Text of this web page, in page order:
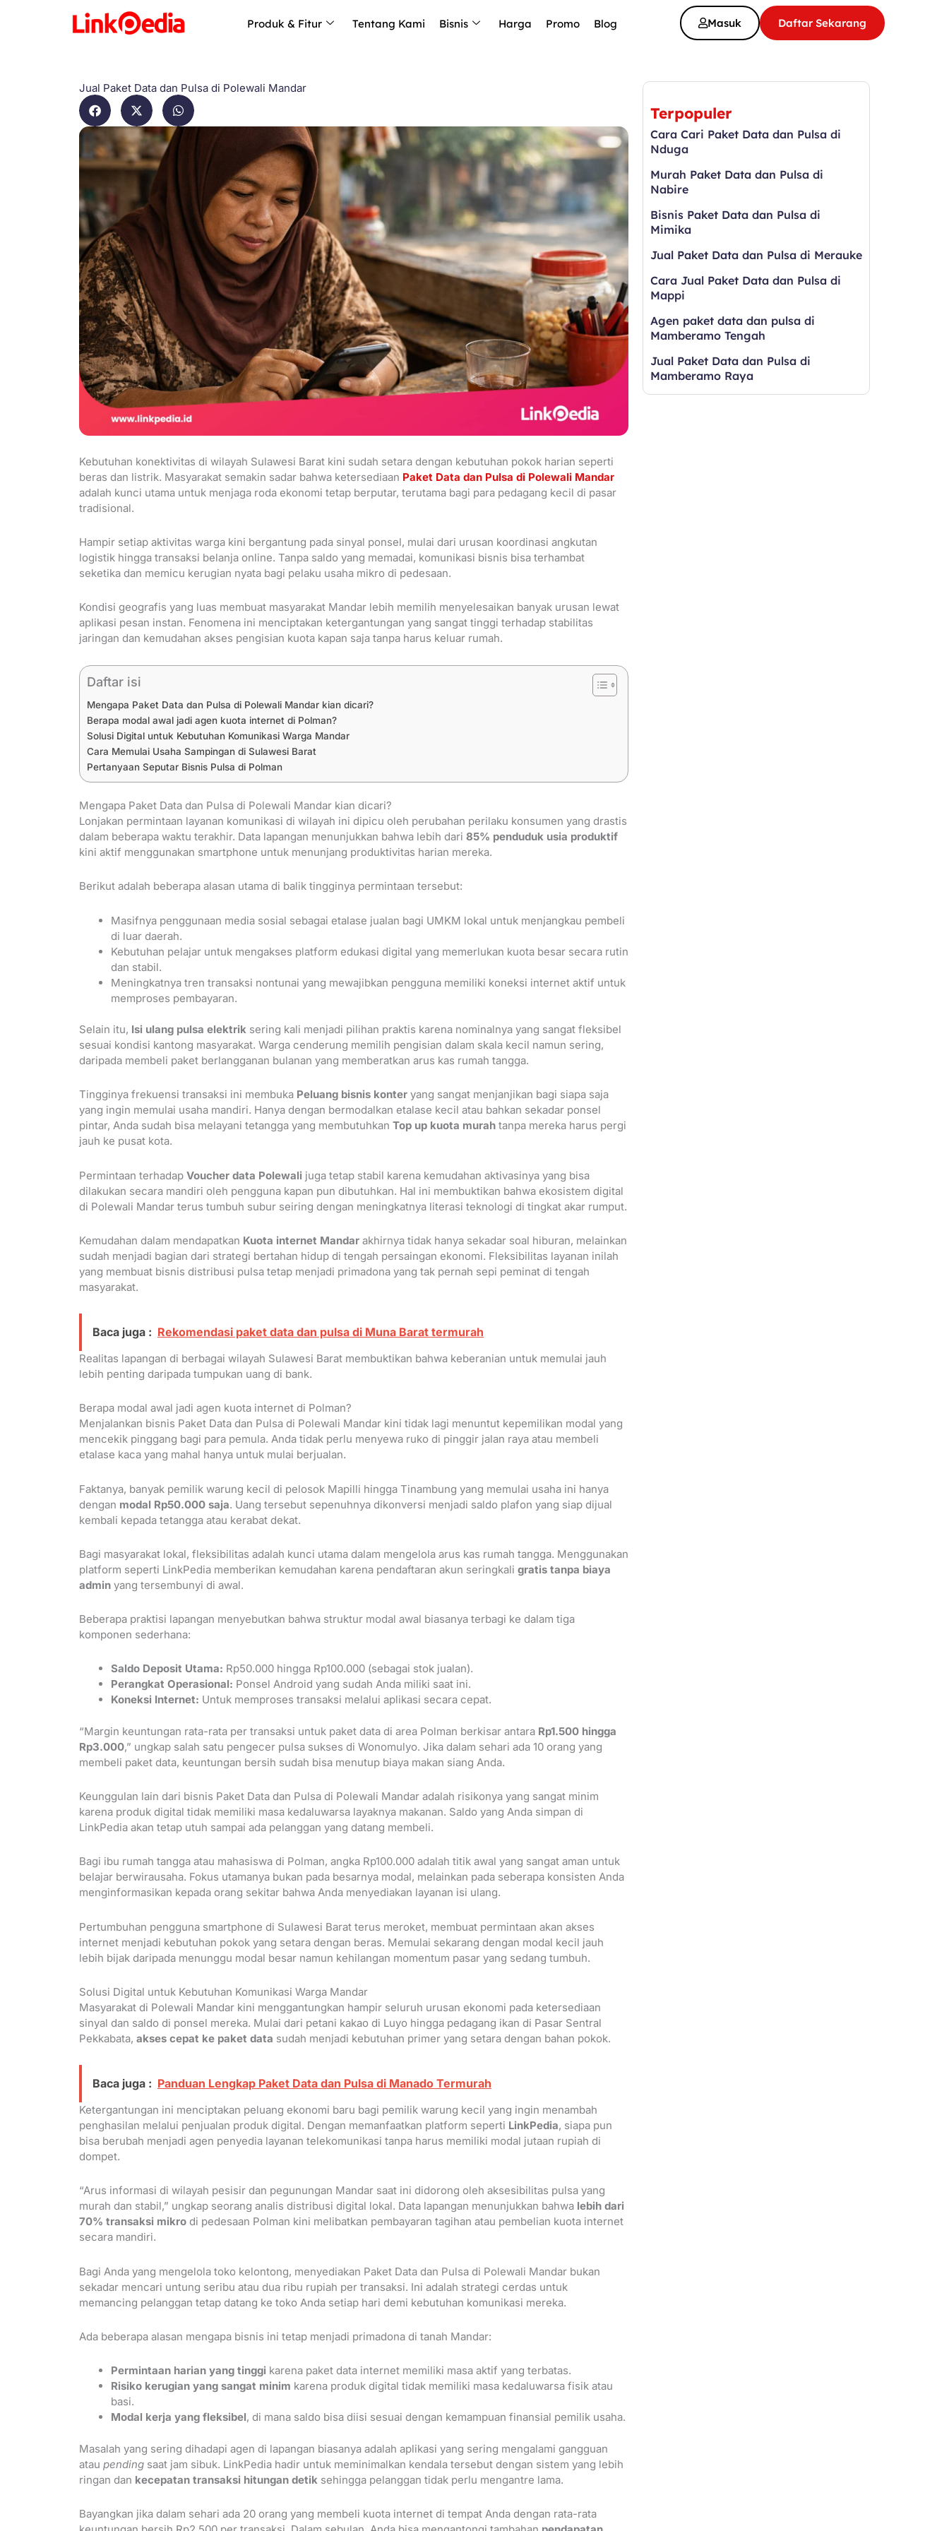
Daftar Sekarang
Masuk
Produk & Fitur Tentang Kami Bisnis Harga Promo Blog
Jual Paket Data dan Pulsa di Polewali Mandar
Kebutuhan konektivitas di wilayah Sulawesi Barat kini sudah setara dengan kebutuhan pokok harian seperti
beras dan listrik. Masyarakat semakin sadar bahwa ketersediaan Paket Data dan Pulsa di Polewali Mandar
adalah kunci utama untuk menjaga roda ekonomi tetap berputar, terutama bagi para pedagang kecil di pasar
tradisional.
Hampir setiap aktivitas warga kini bergantung pada sinyal ponsel, mulai dari urusan koordinasi angkutan
logistik hingga transaksi belanja online. Tanpa saldo yang memadai, komunikasi bisnis bisa terhambat
seketika dan memicu kerugian nyata bagi pelaku usaha mikro di pedesaan.
Kondisi geografis yang luas membuat masyarakat Mandar lebih memilih menyelesaikan banyak urusan lewat
aplikasi pesan instan. Fenomena ini menciptakan ketergantungan yang sangat tinggi terhadap stabilitas
jaringan dan kemudahan akses pengisian kuota kapan saja tanpa harus keluar rumah.
Daftar isi
Mengapa Paket Data dan Pulsa di Polewali Mandar kian dicari?
Berapa modal awal jadi agen kuota internet di Polman?
Solusi Digital untuk Kebutuhan Komunikasi Warga Mandar
Cara Memulai Usaha Sampingan di Sulawesi Barat
Pertanyaan Seputar Bisnis Pulsa di Polman
Mengapa Paket Data dan Pulsa di Polewali Mandar kian dicari?
Lonjakan permintaan layanan komunikasi di wilayah ini dipicu oleh perubahan perilaku konsumen yang drastis
dalam beberapa waktu terakhir. Data lapangan menunjukkan bahwa lebih dari 85% penduduk usia produktif
kini aktif menggunakan smartphone untuk menunjang produktivitas harian mereka.
Berikut adalah beberapa alasan utama di balik tingginya permintaan tersebut:
Masifnya penggunaan media sosial sebagai etalase jualan bagi UMKM lokal untuk menjangkau pembeli
di luar daerah.
Kebutuhan pelajar untuk mengakses platform edukasi digital yang memerlukan kuota besar secara rutin
dan stabil.
Meningkatnya tren transaksi nontunai yang mewajibkan pengguna memiliki koneksi internet aktif untuk
memproses pembayaran.
Selain itu, Isi ulang pulsa elektrik sering kali menjadi pilihan praktis karena nominalnya yang sangat fleksibel
sesuai kondisi kantong masyarakat. Warga cenderung memilih pengisian dalam skala kecil namun sering,
daripada membeli paket berlangganan bulanan yang memberatkan arus kas rumah tangga.
Tingginya frekuensi transaksi ini membuka Peluang bisnis konter yang sangat menjanjikan bagi siapa saja
yang ingin memulai usaha mandiri. Hanya dengan bermodalkan etalase kecil atau bahkan sekadar ponsel
pintar, Anda sudah bisa melayani tetangga yang membutuhkan Top up kuota murah tanpa mereka harus pergi
jauh ke pusat kota.
Permintaan terhadap Voucher data Polewali juga tetap stabil karena kemudahan aktivasinya yang bisa
dilakukan secara mandiri oleh pengguna kapan pun dibutuhkan. Hal ini membuktikan bahwa ekosistem digital
di Polewali Mandar terus tumbuh subur seiring dengan meningkatnya literasi teknologi di tingkat akar rumput.
Kemudahan dalam mendapatkan Kuota internet Mandar akhirnya tidak hanya sekadar soal hiburan, melainkan
sudah menjadi bagian dari strategi bertahan hidup di tengah persaingan ekonomi. Fleksibilitas layanan inilah
yang membuat bisnis distribusi pulsa tetap menjadi primadona yang tak pernah sepi peminat di tengah
masyarakat.
Baca juga : Rekomendasi paket data dan pulsa di Muna Barat termurah
Realitas lapangan di berbagai wilayah Sulawesi Barat membuktikan bahwa keberanian untuk memulai jauh
lebih penting daripada tumpukan uang di bank.
Berapa modal awal jadi agen kuota internet di Polman?
Menjalankan bisnis Paket Data dan Pulsa di Polewali Mandar kini tidak lagi menuntut kepemilikan modal yang
mencekik pinggang bagi para pemula. Anda tidak perlu menyewa ruko di pinggir jalan raya atau membeli
etalase kaca yang mahal hanya untuk mulai berjualan.
Faktanya, banyak pemilik warung kecil di pelosok Mapilli hingga Tinambung yang memulai usaha ini hanya
dengan modal Rp50.000 saja. Uang tersebut sepenuhnya dikonversi menjadi saldo plafon yang siap dijual
kembali kepada tetangga atau kerabat dekat.
Bagi masyarakat lokal, fleksibilitas adalah kunci utama dalam mengelola arus kas rumah tangga. Menggunakan
platform seperti LinkPedia memberikan kemudahan karena pendaftaran akun seringkali gratis tanpa biaya
admin yang tersembunyi di awal.
Beberapa praktisi lapangan menyebutkan bahwa struktur modal awal biasanya terbagi ke dalam tiga
komponen sederhana:
Saldo Deposit Utama: Rp50.000 hingga Rp100.000 (sebagai stok jualan).
Perangkat Operasional: Ponsel Android yang sudah Anda miliki saat ini.
Koneksi Internet: Untuk memproses transaksi melalui aplikasi secara cepat.
“Margin keuntungan rata-rata per transaksi untuk paket data di area Polman berkisar antara Rp1.500 hingga
Rp3.000,” ungkap salah satu pengecer pulsa sukses di Wonomulyo. Jika dalam sehari ada 10 orang yang
membeli paket data, keuntungan bersih sudah bisa menutup biaya makan siang Anda.
Keunggulan lain dari bisnis Paket Data dan Pulsa di Polewali Mandar adalah risikonya yang sangat minim
karena produk digital tidak memiliki masa kedaluwarsa layaknya makanan. Saldo yang Anda simpan di
LinkPedia akan tetap utuh sampai ada pelanggan yang datang membeli.
Bagi ibu rumah tangga atau mahasiswa di Polman, angka Rp100.000 adalah titik awal yang sangat aman untuk
belajar berwirausaha. Fokus utamanya bukan pada besarnya modal, melainkan pada seberapa konsisten Anda
menginformasikan kepada orang sekitar bahwa Anda menyediakan layanan isi ulang.
Pertumbuhan pengguna smartphone di Sulawesi Barat terus meroket, membuat permintaan akan akses
internet menjadi kebutuhan pokok yang setara dengan beras. Memulai sekarang dengan modal kecil jauh
lebih bijak daripada menunggu modal besar namun kehilangan momentum pasar yang sedang tumbuh.
Solusi Digital untuk Kebutuhan Komunikasi Warga Mandar
Masyarakat di Polewali Mandar kini menggantungkan hampir seluruh urusan ekonomi pada ketersediaan
sinyal dan saldo di ponsel mereka. Mulai dari petani kakao di Luyo hingga pedagang ikan di Pasar Sentral
Pekkabata, akses cepat ke paket data sudah menjadi kebutuhan primer yang setara dengan bahan pokok.
Baca juga : Panduan Lengkap Paket Data dan Pulsa di Manado Termurah
Ketergantungan ini menciptakan peluang ekonomi baru bagi pemilik warung kecil yang ingin menambah
penghasilan melalui penjualan produk digital. Dengan memanfaatkan platform seperti LinkPedia, siapa pun
bisa berubah menjadi agen penyedia layanan telekomunikasi tanpa harus memiliki modal jutaan rupiah di
dompet.
“Arus informasi di wilayah pesisir dan pegunungan Mandar saat ini didorong oleh aksesibilitas pulsa yang
murah dan stabil,” ungkap seorang analis distribusi digital lokal. Data lapangan menunjukkan bahwa lebih dari
70% transaksi mikro di pedesaan Polman kini melibatkan pembayaran tagihan atau pembelian kuota internet
secara mandiri.
Bagi Anda yang mengelola toko kelontong, menyediakan Paket Data dan Pulsa di Polewali Mandar bukan
sekadar mencari untung seribu atau dua ribu rupiah per transaksi. Ini adalah strategi cerdas untuk
memancing pelanggan tetap datang ke toko Anda setiap hari demi kebutuhan komunikasi mereka.
Ada beberapa alasan mengapa bisnis ini tetap menjadi primadona di tanah Mandar:
Permintaan harian yang tinggi karena paket data internet memiliki masa aktif yang terbatas.
Risiko kerugian yang sangat minim karena produk digital tidak memiliki masa kedaluwarsa fisik atau
basi.
Modal kerja yang fleksibel, di mana saldo bisa diisi sesuai dengan kemampuan finansial pemilik usaha.
Masalah yang sering dihadapi agen di lapangan biasanya adalah aplikasi yang sering mengalami gangguan
atau pending saat jam sibuk. LinkPedia hadir untuk meminimalkan kendala tersebut dengan sistem yang lebih
ringan dan kecepatan transaksi hitungan detik sehingga pelanggan tidak perlu mengantre lama.
Bayangkan jika dalam sehari ada 20 orang yang membeli kuota internet di tempat Anda dengan rata-rata
Terpopuler
Cara Cari Paket Data dan Pulsa di
Nduga
Murah Paket Data dan Pulsa di
Nabire
Bisnis Paket Data dan Pulsa di
Mimika
Jual Paket Data dan Pulsa di Merauke
Cara Jual Paket Data dan Pulsa di
Mappi
Agen paket data dan pulsa di
Mamberamo Tengah
Jual Paket Data dan Pulsa di
Mamberamo Raya